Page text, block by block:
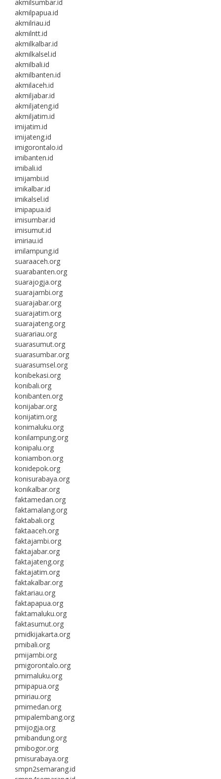
akmilsumbar.id
akmilpapua.id
akmilriau.id
akmilntt.id
akmilkalbar.id
akmilkalsel.id
akmilbali.id
akmilbanten.id
akmilaceh.id
akmiljabar.id
akmiljateng.id
akmiljatim.id
imijatim.id
imijateng.id
imigorontalo.id
imibanten.id
imibali.id
imijambi.id
imikalbar.id
imikalsel.id
imipapua.id
imisumbar.id
imisumut.id
imiriau.id
imilampung.id
suaraaceh.org
suarabanten.org
suarajogja.org
suarajambi.org
suarajabar.org
suarajatim.org
suarajateng.org
suarariau.org
suarasumut.org
suarasumbar.org
suarasumsel.org
konibekasi.org
konibali.org
konibanten.org
konijabar.org
konijatim.org
konimaluku.org
konilampung.org
konipalu.org
koniambon.org
konidepok.org
konisurabaya.org
konikalbar.org
faktamedan.org
faktamalang.org
faktabali.org
faktaaceh.org
faktajambi.org
faktajabar.org
faktajateng.org
faktajatim.org
faktakalbar.org
faktariau.org
faktapapua.org
faktamaluku.org
faktasumut.org
pmidkijakarta.org
pmibali.org
pmijambi.org
pmigorontalo.org
pmimaluku.org
pmipapua.org
pmiriau.org
pmimedan.org
pmipalembang.org
pmijogja.org
pmibandung.org
pmibogor.org
pmisurabaya.org
smpn2semarang.id